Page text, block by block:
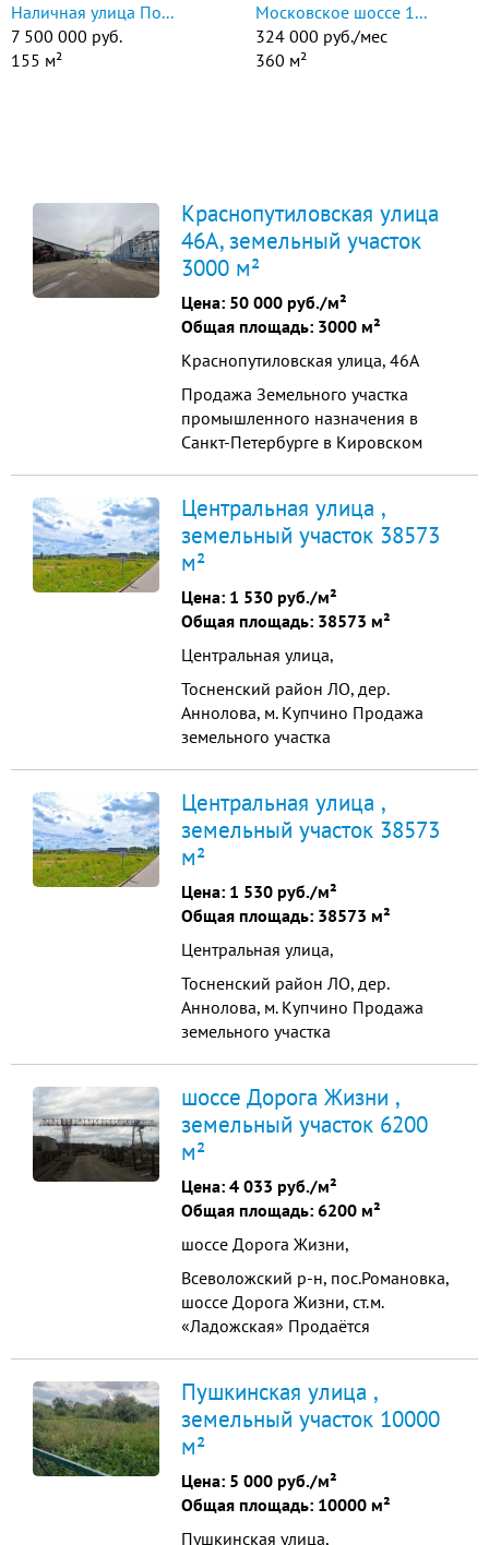
Наличная улица По...
7 500 000 руб.
155 м²
Московское шоссе 1...
324 000 руб./мес
360 м²
Краснопутиловская улица
46А, земельный участок
3000 м²
Цена: 50 000 руб./м²
Общая площадь: 3000 м²
Краснопутиловская улица, 46А
Продажа Земельного участка
промышленного назначения в
Санкт-Петербурге в Кировском
электроснабжение 1 мВт, есть
возможность увеличения. Участок
ровной, правильной формы.
Хорошая транспортная
доступность от ст.м. Нарвская 10
минут. До развязки КА...
Центральная улица ,
земельный участок 38573
м²
Цена: 1 530 руб./м²
Общая площадь: 38573 м²
Центральная улица,
Тосненский район ЛО, дер.
Аннолова, м. Купчино Продажа
земельного участка
участка промышленного
назначения, общая площадь -
38573 м2. Все коммуникации по
границе участка: газ, вода, тепло,
канализация. Собственность Физ.
Лица Электричество 150 ...
Центральная улица ,
земельный участок 38573
м²
Цена: 1 530 руб./м²
Общая площадь: 38573 м²
Центральная улица,
Тосненский район ЛО, дер.
Аннолова, м. Купчино Продажа
земельного участка
участка промышленного
назначения, общая площадь -
38573 м2. Все коммуникации по
границе участка: газ, вода, тепло,
канализация. Электричество 150
квт прямой договор Цена...
шоссе Дорога Жизни ,
земельный участок 6200
м²
Цена: 4 033 руб./м²
Общая площадь: 6200 м²
шоссе Дорога Жизни,
Всеволожский р-н, пос.Романовка,
шоссе Дорога Жизни, ст.м.
«Ладожская» Продаётся
КАД. Площадь: 6200 м2
Назначение участка:
промышленный, собственность
Покрытие: твёрдый грунт, плиты.
Бытовой дом с баней и хвс. Вода с
утепленной скважины. Э...
Пушкинская улица ,
земельный участок 10000
м²
Цена: 5 000 руб./м²
Общая площадь: 10000 м²
Пушкинская улица,